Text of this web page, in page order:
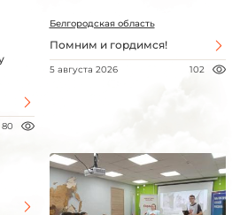
80
Белгородская область
Помним и гордимся!
5 августа 2026 102